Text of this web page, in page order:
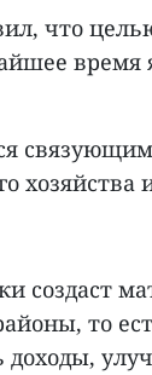
что
время
создаст
то
доходы,